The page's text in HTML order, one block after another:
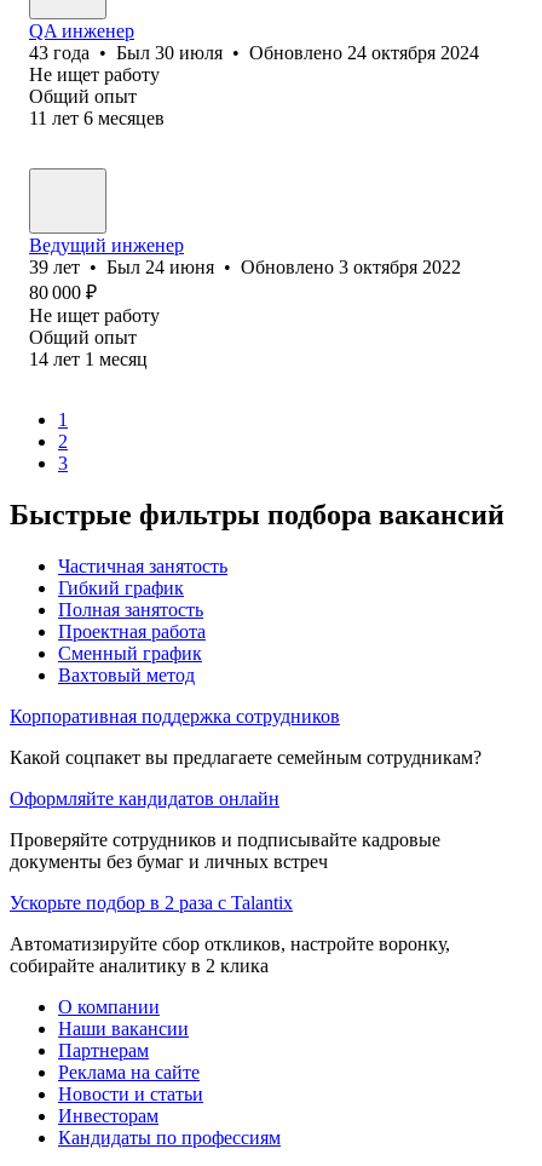
QA инженер
43 года • Был 30 июля • Обновлено 24 октября 2024
Не ищет работу
Общий опыт
11 лет 6 месяцев
Ведущий инженер
39 лет • Был 24 июня • Обновлено 3 октября 2022
80 000 ₽
Не ищет работу
Общий опыт
14 лет 1 месяц
1
2
3
Быстрые фильтры подбора вакансий
Частичная занятость
Гибкий график
Полная занятость
Проектная работа
Сменный график
Вахтовый метод
Корпоративная поддержка сотрудников
Какой соцпакет вы предлагаете семейным сотрудникам?
Оформляйте кандидатов онлайн
Проверяйте сотрудников и подписывайте кадровые
документы без бумаг и личных встреч
Ускорьте подбор в 2 раза с Talantix
Автоматизируйте сбор откликов, настройте воронку,
собирайте аналитику в 2 клика
О компании
Наши вакансии
Партнерам
Реклама на сайте
Новости и статьи
Инвесторам
Кандидаты по профессиям